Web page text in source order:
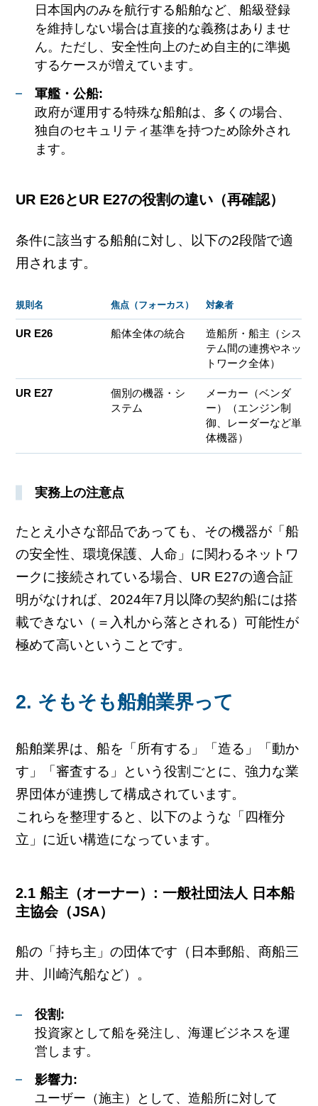
日本国内のみを航行する船舶など、船級登録
を維持しない場合は直接的な義務はありませ
ん。ただし、安全性向上のため自主的に準拠
するケースが増えています。
軍艦・公船:
政府が運用する特殊な船舶は、多くの場合、
独自のセキュリティ基準を持つため除外され
ます。
UR E26とUR E27の役割の違い（再確認）
条件に該当する船舶に対し、以下の2段階で適
用されます。
規則名 焦点（フォーカス） 対象者
UR E26 船体全体の統合
造船所・船主（シス
テム間の連携やネッ
トワーク全体）
UR E27
個別の機器・シ
ステム
メーカー（ベンダ
ー）（エンジン制
御、レーダーなど単
体機器）
実務上の注意点
たとえ小さな部品であっても、その機器が「船
の安全性、環境保護、人命」に関わるネットワ
ークに接続されている場合、UR E27の適合証
明がなければ、2024年7月以降の契約船には搭
載できない（＝入札から落とされる）可能性が
極めて高いということです。
2. そもそも船舶業界って
船舶業界は、船を「所有する」「造る」「動か
す」「審査する」という役割ごとに、強力な業
界団体が連携して構成されています。
これらを整理すると、以下のような「四権分
立」に近い構造になっています。
2.1 船主（オーナー）: 一般社団法人 日本船
主協会（JSA）
船の「持ち主」の団体です（日本郵船、商船三
井、川崎汽船など）。
役割:
投資家として船を発注し、海運ビジネスを運
営します。
影響力:
ユーザー（施主）として、造船所に対して